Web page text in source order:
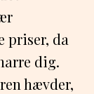
priser, da
dig.
hævder,